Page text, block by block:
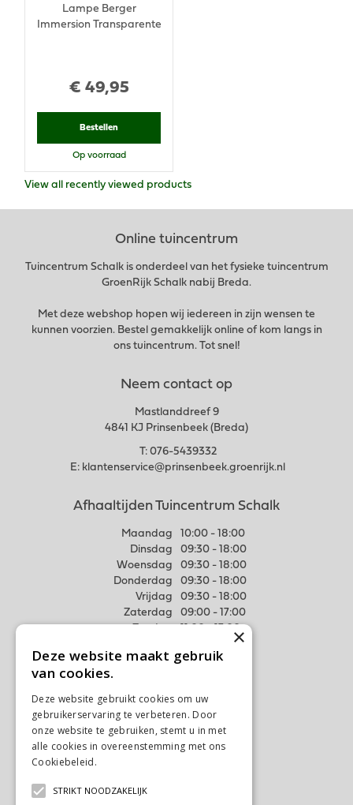
€ 49,95
Lampe Berger
Immersion Transparente
Bestellen
Op voorraad
View all recently viewed products
Online tuincentrum
Tuincentrum Schalk is onderdeel van het fysieke tuincentrum
GroenRijk Schalk nabij Breda.
Met deze webshop hopen wij iedereen in zijn wensen te
kunnen voorzien. Bestel gemakkelijk online of kom langs in
ons tuincentrum. Tot snel!
Neem contact op
Mastlanddreef 9
4841 KJ Prinsenbeek (Breda)
T: 076-5439332
E: klantenservice@prinsenbeek.groenrijk.nl
Afhaaltijden Tuincentrum Schalk
Maandag
10:00 - 18:00
Dinsdag
09:30 - 18:00
Woensdag
09:30 - 18:00
Donderdag
09:30 - 18:00
Vrijdag
09:30 - 18:00
Zaterdag
09:00 - 17:00
Meer weten
Algemene voorwaarden
Privacy Statement
Disclaimer
×
Deze website maakt gebruik
van cookies.
Deze website gebruikt cookies om uw
gebruikerservaring te verbeteren. Door
onze website te gebruiken, stemt u in met
alle cookies in overeenstemming met ons
Cookiebeleid.
STRIKT NOODZAKELIJK